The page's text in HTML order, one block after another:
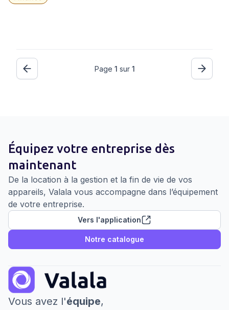
perdre de la valeur au fil du temps et vous devez
trouver une manière de rendre compte de ce
pas, nous vous aiderons à acquérir une
compréhension profonde de cette pratique financière
essentielle.
Page 1 sur 1
Équipez votre entreprise dès
maintenant
De la location à la gestion et la fin de vie de vos
appareils, Valala vous accompagne dans l’équipement
de votre entreprise.
Vers l'application
Notre catalogue
Vous avez l'équipe,